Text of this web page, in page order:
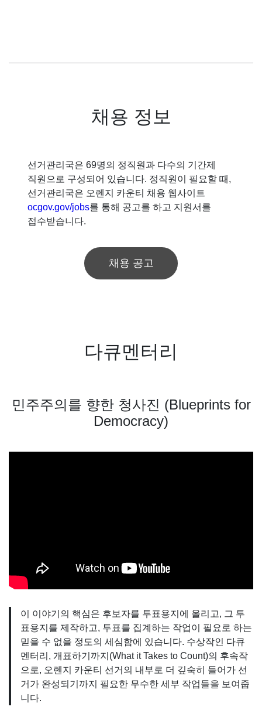
채용 정보
선거관리국은 69명의 정직원과 다수의 기간제
직원으로 구성되어 있습니다. 정직원이 필요할 때,
선거관리국은 오렌지 카운티 채용 웹사이트
ocgov.gov/jobs를 통해 공고를 하고 지원서를
접수받습니다.
채용 공고
다큐멘터리
민주주의를 향한 청사진 (Blueprints for
Democracy)
이 이야기의 핵심은 후보자를 투표용지에 올리고, 그 투
표용지를 제작하고, 투표를 집계하는 작업이 필요로 하는
믿을 수 없을 정도의 세심함에 있습니다. 수상작인 다큐
멘터리, 개표하기까지(What it Takes to Count)의 후속작
으로, 오렌지 카운티 선거의 내부로 더 깊숙히 들어가 선
거가 완성되기까지 필요한 무수한 세부 작업들을 보여줍
니다.